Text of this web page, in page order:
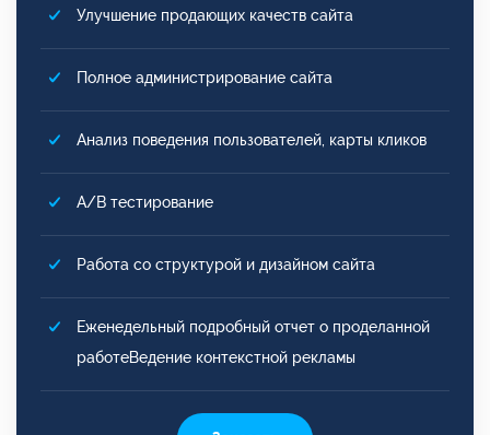
Улучшение продающих качеств сайта
Полное администрирование сайта
Анализ поведения пользователей, карты кликов
A/B тестирование
Работа со структурой и дизайном сайта
Еженедельный подробный отчет о проделанной
работеВедение контекстной рекламы